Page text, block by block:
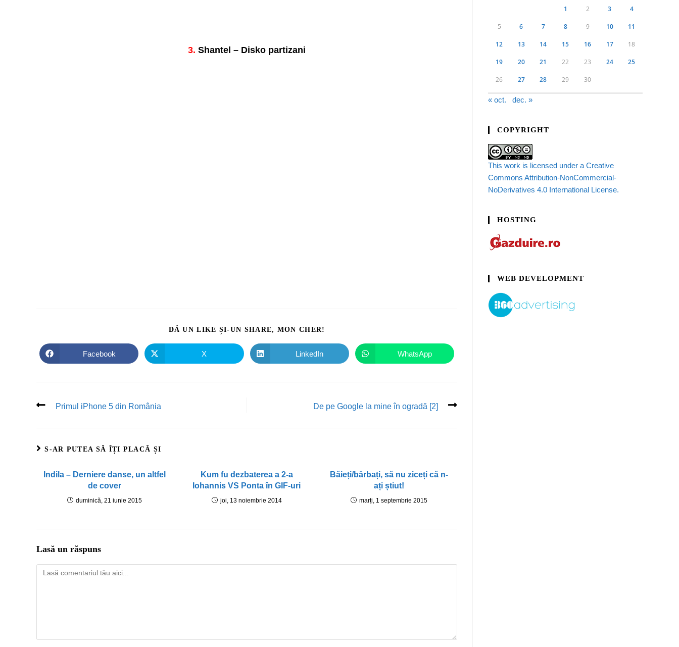
3. Shantel – Disko partizani
DĂ UN LIKE ȘI-UN SHARE, MON CHER!
Facebook X LinkedIn WhatsApp
Primul iPhone 5 din România De pe Google la mine în ogradă [2]
S-AR PUTEA SĂ ÎȚI PLACĂ ȘI
Indila – Derniere danse, un altfel
de cover
duminică, 21 iunie 2015
Kum fu dezbaterea a 2-a
Iohannis VS Ponta în GIF-uri
joi, 13 noiembrie 2014
Băieți/bărbați, să nu ziceți că n-
ați știut!
marți, 1 septembrie 2015
Lasă un răspuns
1 2 3 4
5 6 7 8 9 10 11
12 13 14 15 16 17 18
19 20 21 22 23 24 25
26 27 28 29 30
« oct. dec. »
COPYRIGHT
This work is licensed under a Creative
Commons Attribution-NonCommercial-
NoDerivatives 4.0 International License.
HOSTING
WEB DEVELOPMENT